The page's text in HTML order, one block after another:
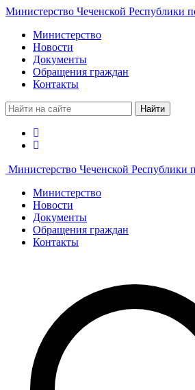
Министерство Чеченской Республики
Министерство
Новости
Документы
Обращения граждан
Контакты
Найти
Министерство Чеченской Республики
Министерство
Новости
Документы
Обращения граждан
Контакты